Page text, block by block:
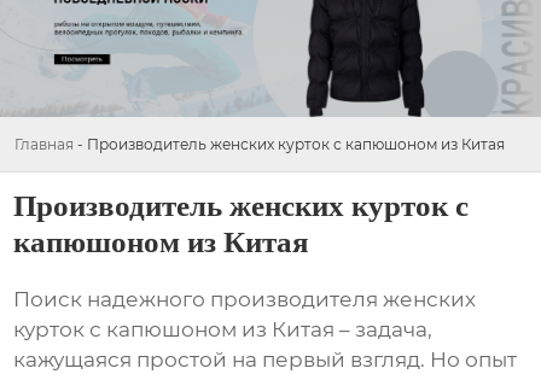
Главная - Производитель женских курток с капюшоном из Китая
Производитель женских курток с
капюшоном из Китая
Поиск надежного производителя женских
курток с капюшоном из Китая – задача,
кажущаяся простой на первый взгляд. Но опыт